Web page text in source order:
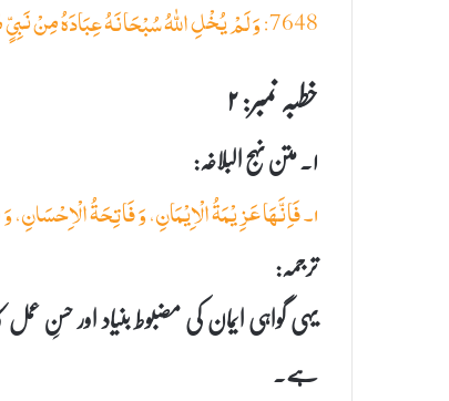
7648: وَلَمْ یُخْلِ اللهُ سُبْحَانَهُ عِبَادَہُ مِنْ نَبِیٍّ مُرْسَلٍ أَوْ كِتَابٍ مُنْزَلٍ
خطبہ نمبر: ۲
۱۔ متن نہج البلاغہ:
۱۔ فَاِنَّهَا عَزِیْمَةُ الْاِیْمَانِ، وَ فَاتِحَةُ الْاِحْسَانِ، وَ مَرْضَاةُ الرَّحْمٰنِ، وَ مَدْحَرَةُ الشَّیْطٰنِ
ترجمہ:
یہی گواہی ایمان کی مضبوط بنیاد اور حسنِ
ہے۔